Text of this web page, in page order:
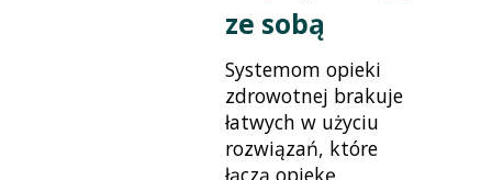
ze sobą
Systemom opieki
zdrowotnej brakuje
łatwych w użyciu
rozwiązań, które
łączą opiekę